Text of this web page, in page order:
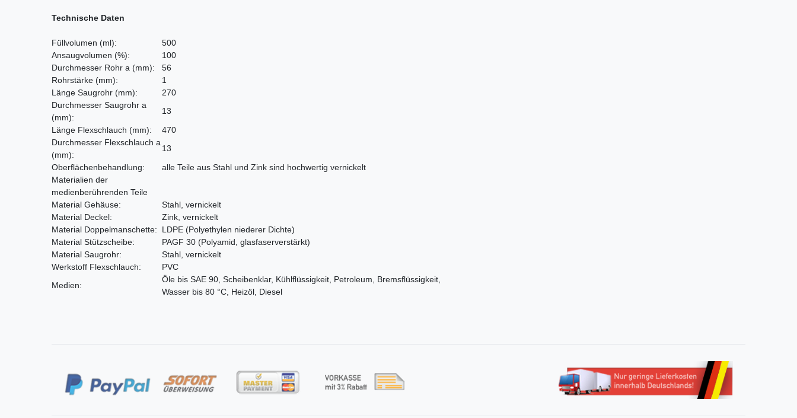
Technische Daten
Füllvolumen (ml):
500
Ansaugvolumen (%):
100
Durchmesser Rohr a (mm):
56
Rohrstärke (mm):
1
Länge Saugrohr (mm):
270
Durchmesser Saugrohr a
(mm):
13
Länge Flexschlauch (mm):
470
Durchmesser Flexschlauch a
(mm):
13
Oberflächenbehandlung:
alle Teile aus Stahl und Zink sind hochwertig vernickelt
Materialien der
medienberührenden Teile
Material Gehäuse:
Stahl, vernickelt
Material Deckel:
Zink, vernickelt
Material Doppelmanschette:
LDPE (Polyethylen niederer Dichte)
Material Stützscheibe:
PAGF 30 (Polyamid, glasfaserverstärkt)
Material Saugrohr:
Stahl, vernickelt
Werkstoff Flexschlauch:
PVC
Medien:
Öle bis SAE 90, Scheibenklar, Kühlflüssigkeit, Petroleum, Bremsflüssigkeit,
Wasser bis 80 °C, Heizöl, Diesel